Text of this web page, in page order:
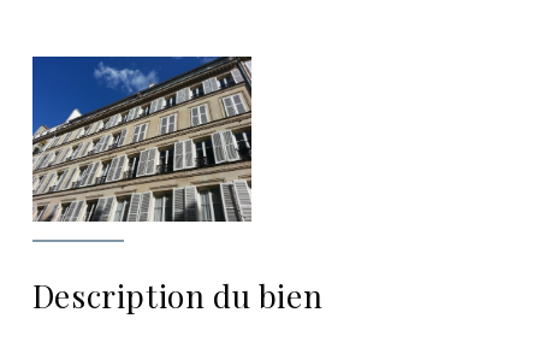
Description du bien